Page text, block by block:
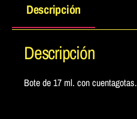
Descripción
Descripción
Bote de 17 ml. con cuentagotas.